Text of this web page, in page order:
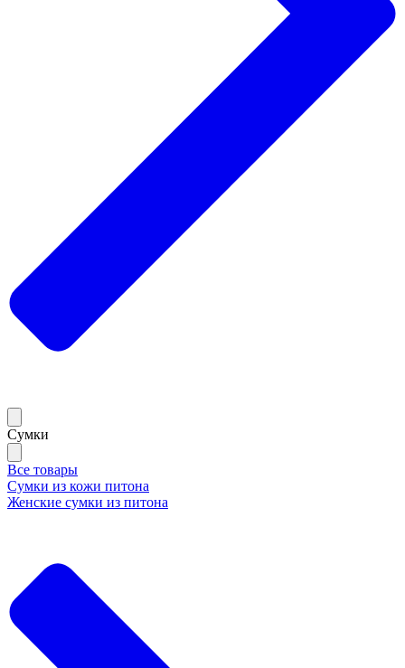
Сумки
Все товары
Сумки из кожи питона
Женские сумки из питона